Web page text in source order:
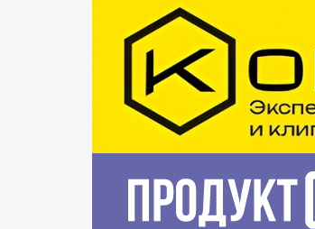
Перейти к основному содержанию
СергейЛЯШКО
Если у нас есть беспривязь, все животные
чипированы и есть программа-планировщик, на
проведение…